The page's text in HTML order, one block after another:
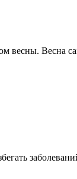
весны. Весна